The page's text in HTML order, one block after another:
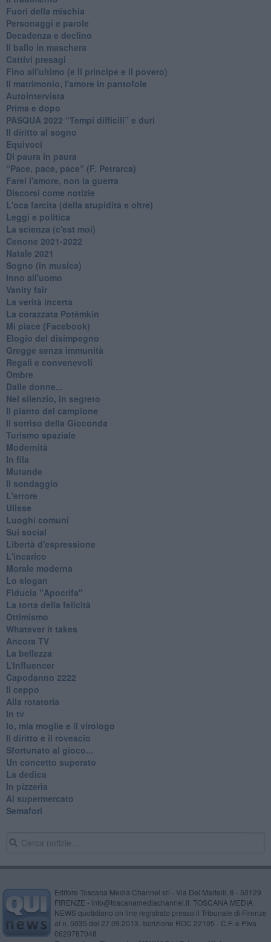
Fuori della mischia
Personaggi e parole
Decadenza e declino
Il ballo in maschera
Cattivi presagi
Fino all'ultimo (e Il principe e il povero)
Il matrimonio, l'amore in pantofole
Autointervista
Prima e dopo
​PASQUA 2022 “Tempi difficili” e duri
Il diritto al sogno
Equivoci
Di paura in paura
​“Pace, pace, pace” (F. Petrarca)
Farei l'amore, non la guerra
Discorsi come notizie
L'oca farcita (della stupidità e oltre)
Leggi e politica
La scienza (c'est moi)
Cenone 2021-2022
Natale 2021
Sogno (in musica)
Inno all'uomo
Vanity fair
La verità incerta
La corazzata Potëmkin
Mi piace (Facebook)
Elogio del disimpegno
Gregge senza immunità
Regali e convenevoli
Ombre
Dalle donne...
Nel silenzio, in segreto
Il pianto del campione
Il sorriso della Gioconda
Turismo spaziale
Modernità
In fila
Mutande
Il sondaggio
L'errore
Ulisse
Luoghi comuni
Sui social
Libertà d'espressione
L'incarico
Morale moderna
Lo slogan
Fiducia "Apocrifa"
La torta della felicità
Ottimismo
Whatever it takes
Ancora TV
La bellezza
L’Influencer
​Capodanno 2222
Il ceppo
Alla rotatoria
In tv
Io, mia moglie e il virologo
Il diritto e il rovescio
Sfortunato al gioco...
Un concetto superato
La dedica
In pizzeria
Al supermercato
Semafori
Editore Toscana Media Channel srl - Via Dei Martelli, 8 - 50129
FIRENZE - info@toscanamediachannel.it. TOSCANA MEDIA
NEWS quotidiano on line registrato presso il Tribunale di Firenze
al n. 5935 del 27.09.2013. Iscrizione ROC 22105 - C.F. e P.Iva
0620787048